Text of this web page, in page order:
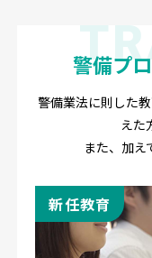
警備プ
警備業法に則した
えた
また、加え
新任教育